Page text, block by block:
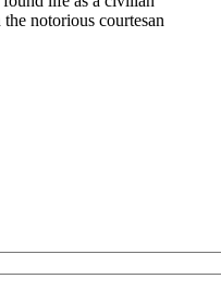
notorious courtesan